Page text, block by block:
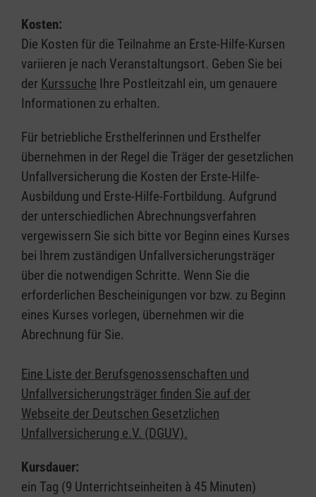
Kosten:
Die Kosten für die Teilnahme an Erste-Hilfe-Kursen
variieren je nach Veranstaltungsort. Geben Sie bei
der Kurssuche Ihre Postleitzahl ein, um genauere
Informationen zu erhalten.
Für betriebliche Ersthelferinnen und Ersthelfer
übernehmen in der Regel die Träger der gesetzlichen
Unfallversicherung die Kosten der Erste-Hilfe-
Ausbildung und Erste-Hilfe-Fortbildung. Aufgrund
der unterschiedlichen Abrechnungsverfahren
vergewissern Sie sich bitte vor Beginn eines Kurses
bei Ihrem zuständigen Unfallversicherungsträger
über die notwendigen Schritte. Wenn Sie die
erforderlichen Bescheinigungen vor bzw. zu Beginn
eines Kurses vorlegen, übernehmen wir die
Abrechnung für Sie.
Eine Liste der Berufsgenossenschaften und
Unfallversicherungsträger finden Sie auf der
Webseite der Deutschen Gesetzlichen
Unfallversicherung e.V. (DGUV).
Kursdauer:
ein Tag (9 Unterrichtseinheiten à 45 Minuten)